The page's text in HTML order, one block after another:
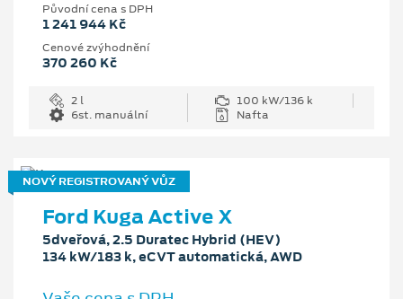
Původní cena s DPH
1 241 944 Kč
Cenové zvýhodnění
370 260 Kč
2 l
100 kW/136 k
6st. manuální
Nafta
NOVÝ REGISTROVANÝ VŮZ
Ford Kuga Active X
5dveřová, 2.5 Duratec Hybrid (HEV)
134 kW/183 k, eCVT automatická, AWD